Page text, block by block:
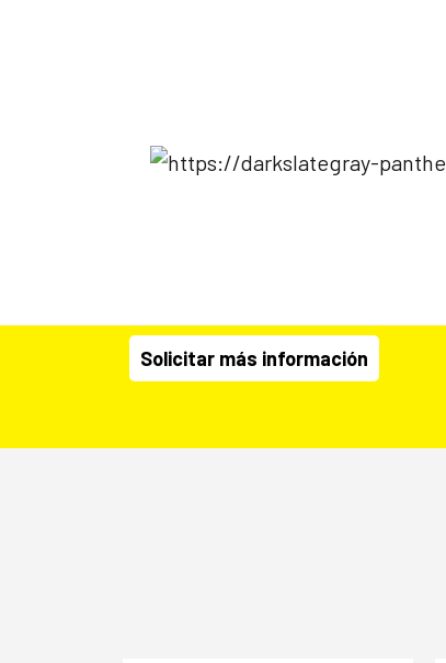
Solicitar más información